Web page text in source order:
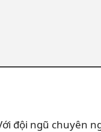
đội ngũ chuyên